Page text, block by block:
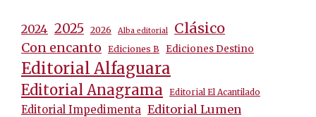
2024 2025 2026 Alba editorial Clásico
Con encanto Ediciones B Ediciones Destino
Editorial Alfaguara
Editorial Anagrama Editorial El Acantilado
Editorial Impedimenta Editorial Lumen